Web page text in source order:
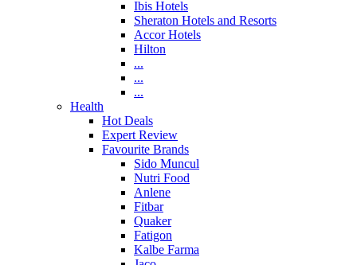
Ibis Hotels
Sheraton Hotels and Resorts
Accor Hotels
Hilton
...
...
...
Health
Hot Deals
Expert Review
Favourite Brands
Sido Muncul
Nutri Food
Anlene
Fitbar
Quaker
Fatigon
Kalbe Farma